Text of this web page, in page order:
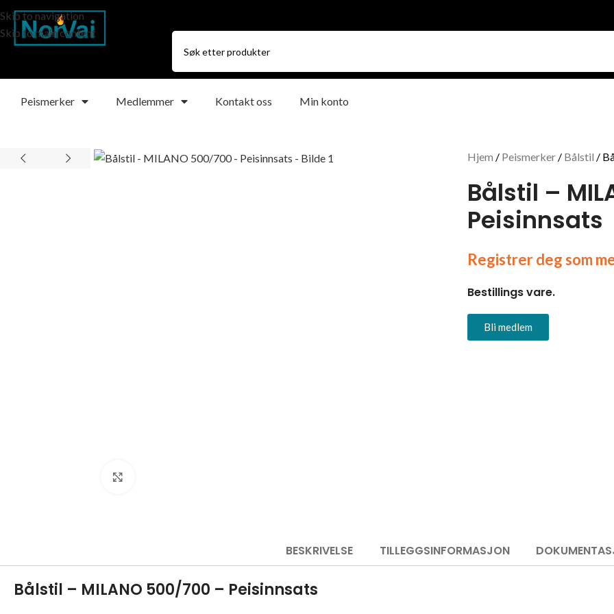
Skip to navigation
Skip to main content
Peismerker Medlemmer Kontakt oss Min konto
Hjem Peismerker Bålstil
Bålstil –
Peisinnsats
Registrer deg som
Bestillings vare.
Bli medlem
BESKRIVELSE TILLEGGSINFORMASJON
Bålstil – MILANO 500/700 – Peisinnsats